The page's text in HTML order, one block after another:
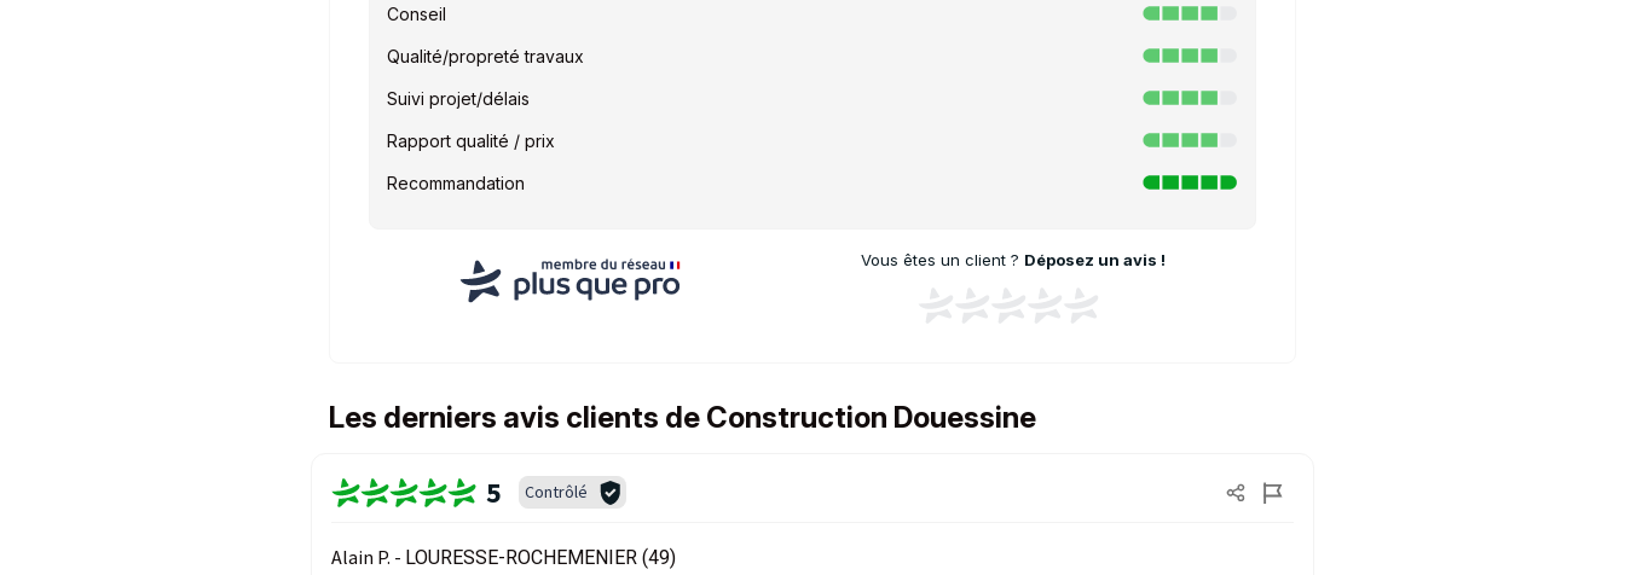
Conseil
Qualité/propreté travaux
Suivi projet/délais
Rapport qualité / prix
Recommandation
Vous êtes un client ? Déposez un avis !
Les derniers avis clients de Construction Douessine
5 Contrôlé
Alain P. - LOURESSE-ROCHEMENIER (49)